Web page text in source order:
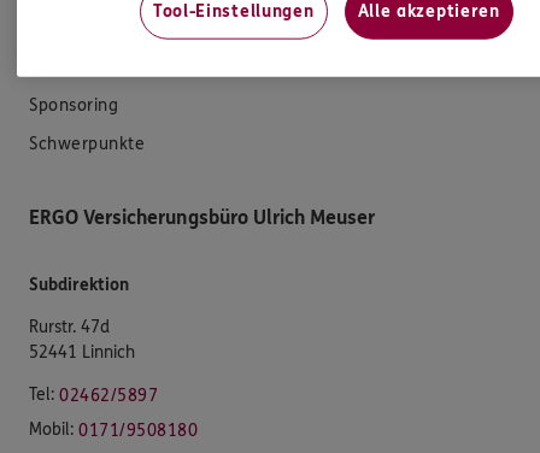
Unsere Agentur
Sponsoring
Schwerpunkte
ERGO Versicherungsbüro Ulrich Meuser
Subdirektion
Rurstr. 47d
52441 Linnich
Tel: 02462/5897
Mobil: 0171/9508180
Tool-Einstellungen Alle akzeptieren